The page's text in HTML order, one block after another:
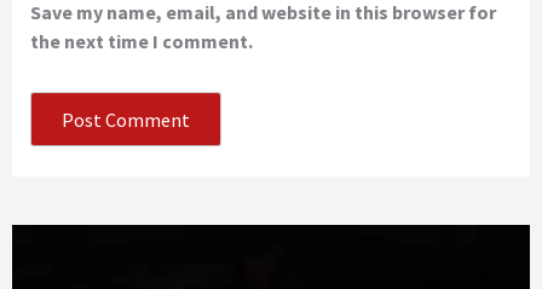
Save my name, email, and website in this browser for
the next time I comment.